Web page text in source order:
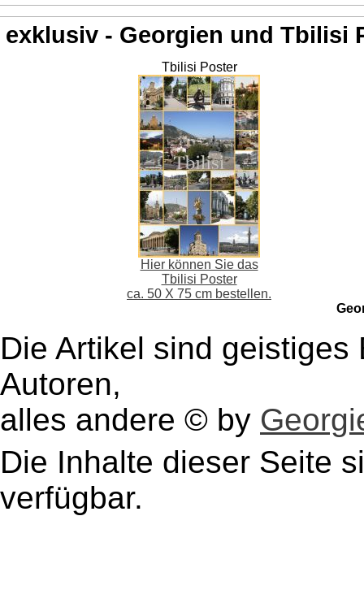
exklusiv - Georgien und Tbilisi
Tbilisi Poster
Hier können Sie das
Tbilisi Poster
ca. 50 X 75 cm bestellen.
Die Artikel sind
Autoren,
alles andere © by
Die Inhalte dieser Seite
verfügbar.